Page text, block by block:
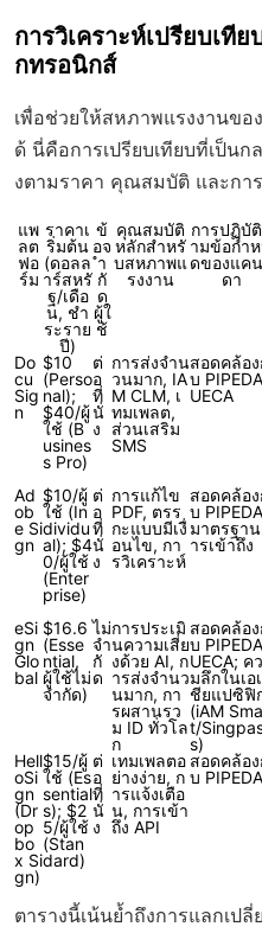
การวิเคราะห์เปรียบเที
กทรอนิกส์
เพื่อช่วยให้สหภาพแรงงานขอ
ด้ นี่คือการเปรียบเทียบที่เป็น
งตามราคา คุณสมบัติ และกา
แพ
ลต
ฟอ
ร์ม
ราคาเ
ริ่มต้น
(ดอลล
าร์สหรั
ฐ/เดือ
น, ชำ
ระราย
ปี)
ข้
อจ
ำ
กั
ด
ผู้ใ
ช้
คุณสมบัติ
หลักสำหรั
บสหภาพแ
รงงาน
การปฏิบั
ามข้อกำ
ดของแค
ดา
Do
cu
Sig
n
$10
(Perso
nal);
$40/ผู้
ใช้ (B
usines
s Pro)
ต่
อ
ที่
นั่
ง
การส่งจำน
วนมาก, IA
M CLM, เ
ทมเพลต,
ส่วนเสริม
SMS
สอดคล้อ
บ
UECA
Ad
ob
e Si
gn
$10/ผู้
ใช้ (In
dividu
al); $4
0/ผู้ใช้
(Enter
prise)
ต่
อ
ที่
นั่
ง
การแก้ไข
PDF, ตรร
กะแบบมีเงื่
อนไข, กา
รวิเคราะห์
สอดคล้อ
บ
มาตรฐา
ารเข้าถึง
eSi
gn
Glo
bal
$16.6
(Esse
ntial,
ผู้ใช้ไม่
จำกัด)
ไม่
จำ
กั
ด
การประเมิ
นความเสี่ย
งด้วย AI, ก
ารส่งจำนว
นมาก, กา
รผสานรว
ม ID ทั่วโล
ก
สอดคล้อ
บ
UECA; ค
มลึกในเอเ
ชียแปซิฟิ
(iAM
t/
s)
Hell
oSi
gn
(Dr
op
bo
x Si
gn)
$15/ผู้
ใช้ (Es
sential
s); $2
5/ผู้ใช้
(Stan
dard)
ต่
อ
ที่
นั่
ง
เทมเพลตอ
ย่างง่าย, ก
ารแจ้งเตือ
น, การเข้า
ถึง API
สอดคล้อ
บ PIPEDA
ตารางนี้เน้นย้ำถึงการแลกเป